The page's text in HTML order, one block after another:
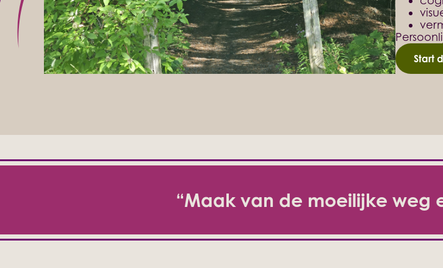
Start
“Maak van de moeilijke weg